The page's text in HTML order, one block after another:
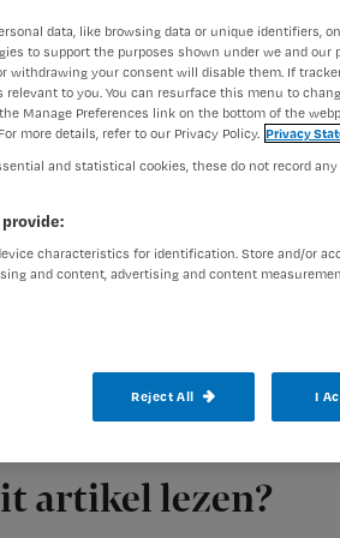
Auteur:Mariska van Sprundel4
artikel lezen?
geleden, kan zij wat
je wanneer
te kunnen
casus.
en
data, like browsing data or unique identifiers,
to support the purposes shown under we and our
withdrawing your consent will disable them. If
to you. You can resurface this menu to
Manage Preferences link on the bottom of the
more details, refer to our Privacy Policy. Privacy
and statistical cookies, these do not record
characteristics for identification. Store and/or
and content, advertising and content
Reject All I